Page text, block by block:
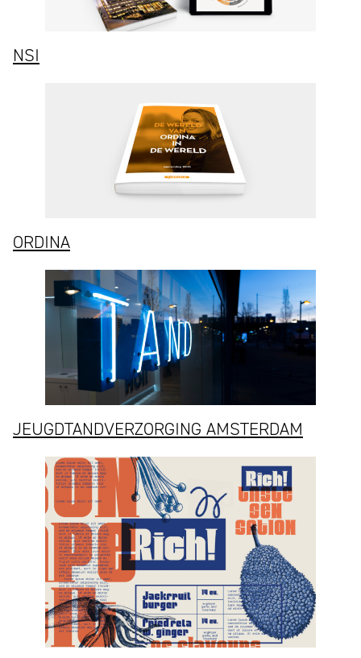
NSI
ORDINA
JEUGDTANDVERZORGING AMSTERDAM